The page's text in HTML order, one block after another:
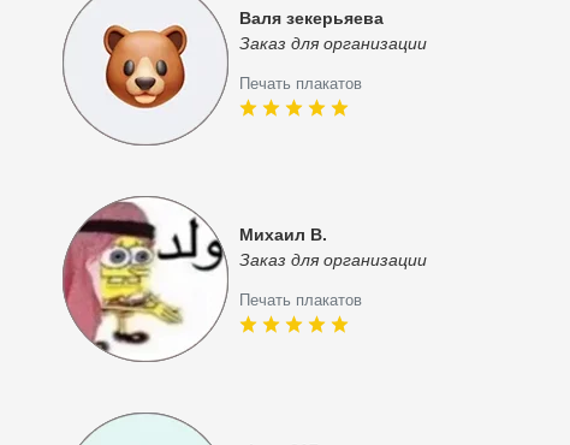
Валя зекерьяева
Заказ для организации
Печать плакатов
Михаил В.
Заказ для организации
Печать плакатов